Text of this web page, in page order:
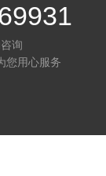
询
您用心服务